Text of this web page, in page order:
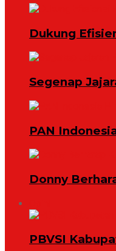
Dukung
Segenap
PAN
Donny
PBVSI